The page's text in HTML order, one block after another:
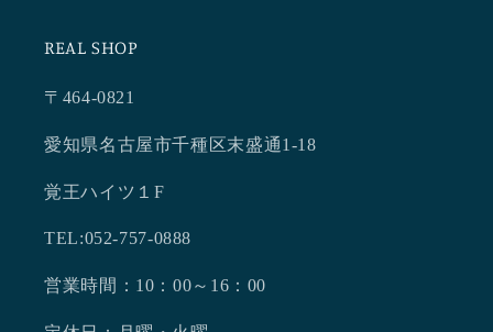
REAL SHOP
〒464-0821
愛知県名古屋市千種区末盛通1-18
覚王ハイツ１F
TEL:052-757-0888
営業時間：10：00～16：00